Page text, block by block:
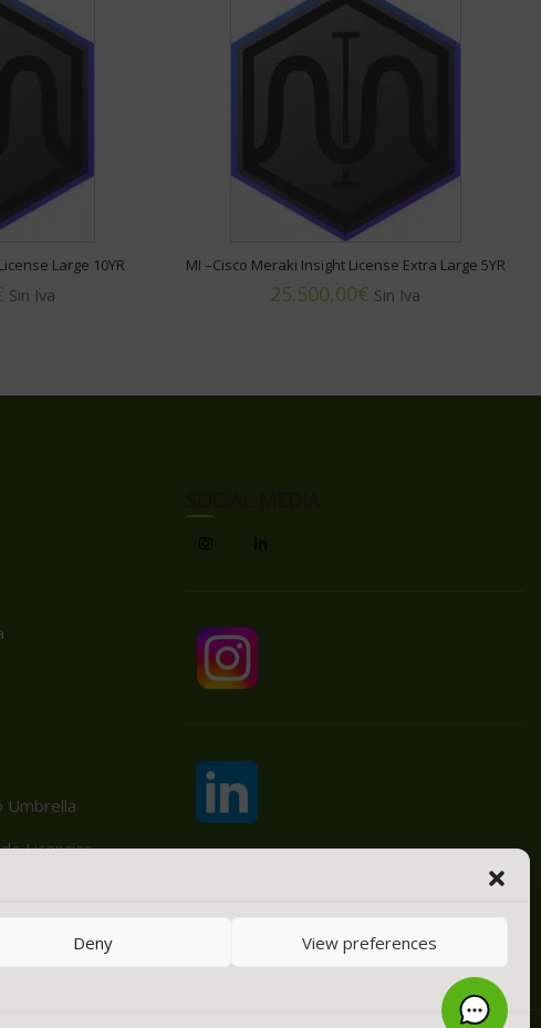
Deny View preferences
Large 10YR MI –Cisco Meraki Insight License Extra Large 5YR
€
Umbrella
Licencias